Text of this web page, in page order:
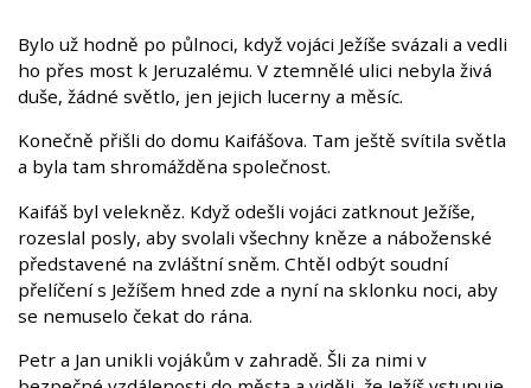
Bylo už hodně po půlnoci, když vojáci Ježíše svázali a vedli
ho přes most k Jeruzalému. V ztemnělé ulici nebyla živá
duše, žádné světlo, jen jejich lucerny a měsíc.
Konečně přišli do domu Kaifášova. Tam ještě svítila světla
a byla tam shromážděna společnost.
Kaifáš byl velekněz. Když odešli vojáci zatknout Ježíše,
rozeslal posly, aby svolali všechny kněze a náboženské
představené na zvláštní sněm. Chtěl odbýt soudní
přelíčení s Ježíšem hned zde a nyní na sklonku noci, aby
se nemuselo čekat do rána.
Petr a Jan unikli vojákům v zahradě. Šli za nimi v